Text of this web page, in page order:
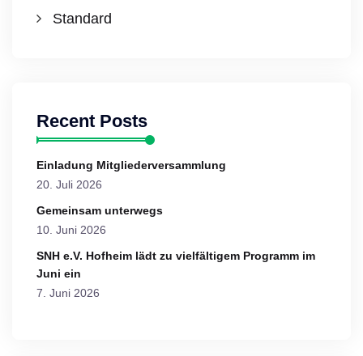
Standard
Recent Posts
Einladung Mitgliederversammlung
20. Juli 2026
Gemeinsam unterwegs
10. Juni 2026
SNH e.V. Hofheim lädt zu vielfältigem Programm im
Juni ein
7. Juni 2026